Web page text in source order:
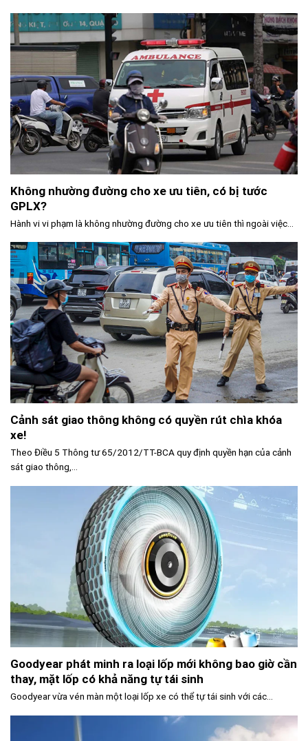
Không nhường đường cho xe ưu tiên, có bị tước
GPLX?
Hành vi vi phạm là không nhường đường cho xe ưu tiên thì ngoài việc...
Cảnh sát giao thông không có quyền rút chìa khóa
xe!
Theo Điều 5 Thông tư 65/2012/TT-BCA quy định quyền hạn của cảnh
sát giao thông,...
Goodyear phát minh ra loại lốp mới không bao giờ cần
thay, mặt lốp có khả năng tự tái sinh
Goodyear vừa vén màn một loại lốp xe có thể tự tái sinh với các...